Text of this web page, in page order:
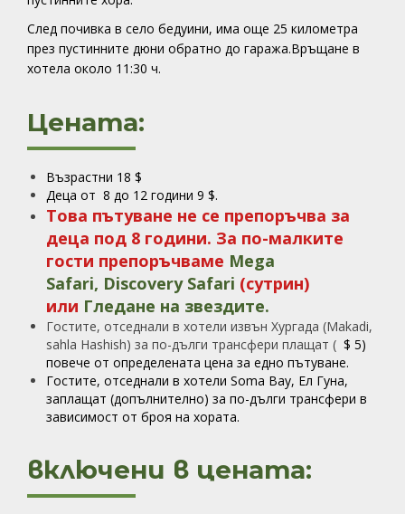
След почивка в село бедуини, има още 25 километра
през пустинните дюни обратно до гаража.Връщане в
хотела около 11:30 ч.
Цената:
Възрастни 18 $
Деца от 8 до 12 години 9 $.
Това пътуване не се препоръчва за
деца под 8 години. За по-малките
гости препоръчваме Mega
Safari, Discovery Safari (сутрин)
или Гледане на звездите.
Гостите, отседнали в хотели извън Хургада (Makadi,
sahla Hashish) за по-дълги трансфери плащат ( $ 5)
повече от определената цена за едно пътуване.
Гостите, отседнали в хотели Soma Bay, Ел Гуна,
заплащат (допълнително) за по-дълги трансфери в
зависимост от броя на хората.
включени в цената: